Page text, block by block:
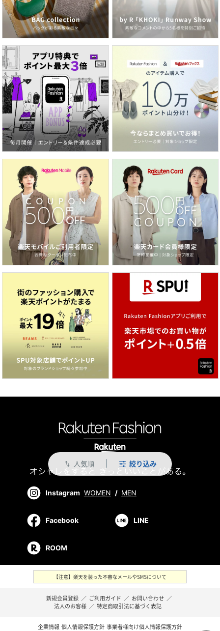
swap_vert 人気順 絞り込み
Instagram WOMEN / MEN
Facebook LINE
ROOM
【注意】楽天を装った不審なメールやSMSについて
新規会員登録 ／ ご利用ガイド ／ お問い合わせ ／
法人のお客様 ／ 特定商取引法に基づく表記
企業情報 個人情報保護方針 事業者様向け個人情報保護方針